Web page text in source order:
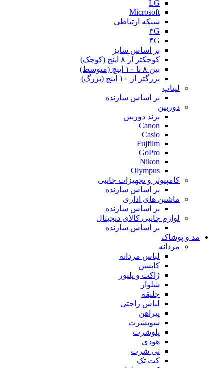
LG
Microsoft
شبکه ارتباطی
۳G
۴G
بر اساس سایز
کوچکتر از ۸ اینچ (کوچک)
بین ۸ تا ۱۰ اینچ (متوسط)
بزرگتر از ۱۰ اینچ (بزرگ)
لپتاپ
بر اساس سازنده
دوربین
برند دوربین
Canon
Casio
Fujfilm
GoPro
Nikon
Olympus
کامپیوتر و تجهیزات جانبی
بر اساس سازنده
ماشین های اداری
بر اساس سازنده
لوازم جانبی کالای دیجیتال
بر اساس سازنده
مد و پوشاک
مردانه
لباس مردانه
کاپشن
ژاکت و پلیور
شلوار
جلیقه
لباس راحتی
پیراهن
سویشرت
پلوشرت
هودی
تی شرت
کت تک